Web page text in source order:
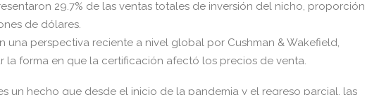
29.7% de las ventas totales de inversión del nicho, proporción
de dólares.
una perspectiva reciente a nivel global por Cushman & Wakefield,
la forma en que la certificación afectó los precios de venta.
un hecho que desde el inicio de la pandemia y el regreso parcial, las